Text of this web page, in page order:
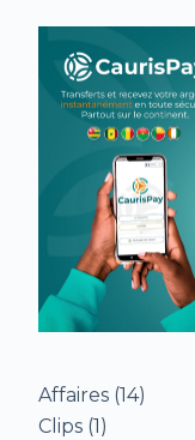
Affaires (14)
Clips (1)